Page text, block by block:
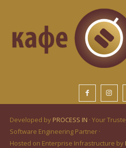
Developed by PROCESS IN · Your
Software Engineering Partner ·
Hosted on Enterprise Infrastructure by